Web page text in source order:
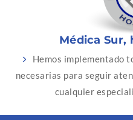
Médica Sur,
Hemos implementado
necesarias para seguir
cualquier